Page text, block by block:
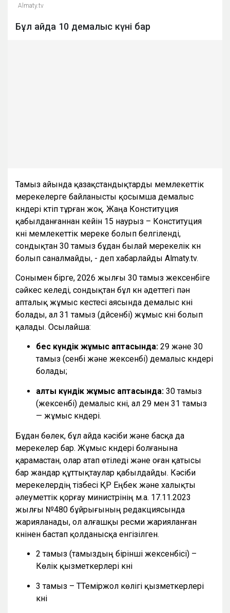
Almaty.tv
Бұл айда 10 демалыс күні бар
Тамыз айында қазақстандықтарды мемлекеттік
мерекелерге байланысты қосымша демалыс
күндері күтіп тұрған жоқ. Жаңа Конституция
қабылданғаннан кейін 15 наурыз – Конституция
күні мемлекеттік мереке болып белгіленді,
сондықтан 30 тамыз бұдан былай мерекелік күн
болып саналмайды, - деп хабарлайды Almaty.tv.
Сонымен бірге, 2026 жылғы 30 тамыз жексенбіге
сәйкес келеді, сондықтан бұл күн әдеттегі пән
апталық жұмыс кестесі аясында демалыс күні
болады, ал 31 тамыз (дүйсенбі) жұмыс күні болып
қалады. Осылайша:
бес күндік жұмыс аптасында: 29 және 30
тамыз (сенбі және жексенбі) демалыс күндері
болады;
алты күндік жұмыс аптасында: 30 тамыз
(жексенбі) демалыс күні, ал 29 мен 31 тамыз
— жұмыс күндері.
Бұдан бөлек, бұл айда кәсіби және басқа да
мерекелер бар. Жұмыс күндері болғанына
қарамастан, олар атап өтіледі және оған қатысы
бар жандар құттықтаулар қабылдайды. Кәсіби
мерекелердің тізбесі ҚР Еңбек және халықты
әлеуметтік қорғау министрінің м.а. 17.11.2023
жылғы №480 бұйрығының редакциясында
жарияланады, ол алғашқы ресми жарияланған
күнінен бастап қолданысқа енгізілген.
2 тамыз (тамыздың бірінші жексенбісі) –
Көлік қызметкерлері күні
3 тамыз – ТТеміржол көлігі қызметкерлері
күні